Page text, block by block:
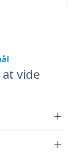
vide